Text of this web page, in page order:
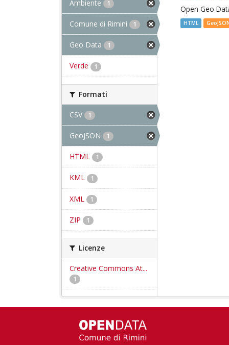
Ambiente 1
Comune di Rimini 1
Geo Data 1
Verde 1
Formati
CSV 1
GeoJSON 1
HTML 1
KML 1
XML 1
ZIP 1
Licenze
Creative Commons At...
1
Open Geo
HTML